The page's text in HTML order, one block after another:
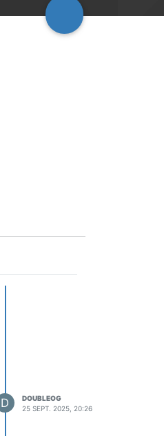
D
DOUBLEOG
25 SEPT. 2025, 20:26